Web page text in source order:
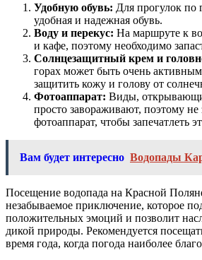
Удобную обувь: Для прогулок по
удобная и надежная обувь.
Воду и перекус: На маршруте к
и кафе, поэтому необходимо
Солнцезащитный крем и
горах может быть очень
защитить кожу и голову от
Фотоаппарат: Виды,
просто завораживают, поэтому не
фотоаппарат, чтобы запечатлеть
Вам будет интересно Водопады
Посещение водопада на Красной
незабываемое приключение, которое
положительных эмоций и позволит
дикой природы. Рекомендуется
время года, когда погода наиболее